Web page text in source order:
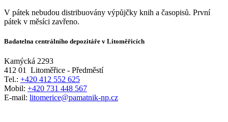
V pátek nebudou distribuovány výpůjčky knih a časopisů. První
pátek v měsíci zavřeno.
Badatelna centrálního depozitáře v Litoměřicích
Kamýcká 2293
412 01
Litoměřice - Předměstí
Tel.: +420 412 552 625
Mobil: +420 731 448 567
E-mail: litomerice@pamatnik-np.cz